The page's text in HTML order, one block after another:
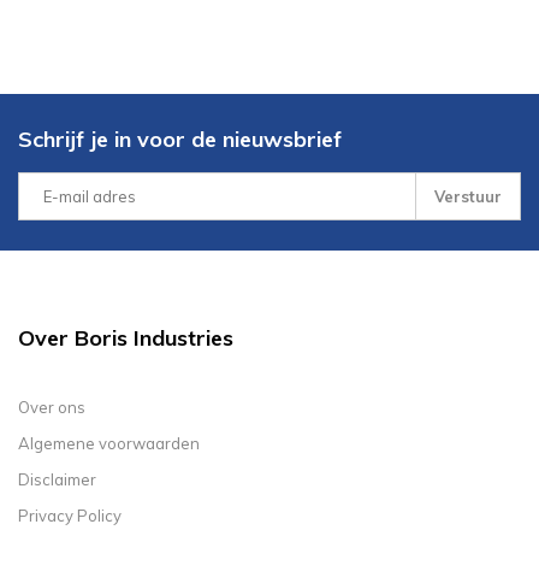
Schrijf je in voor de nieuwsbrief
Verstuur
Over Boris Industries
Over ons
Algemene voorwaarden
Disclaimer
Privacy Policy